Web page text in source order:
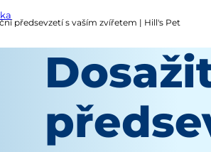
předsevzetí s vaším zvířetem | Hill's Pet